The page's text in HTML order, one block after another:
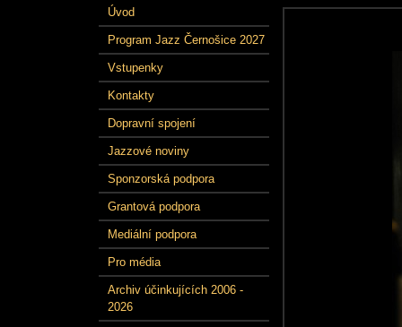
Úvod
Program Jazz Černošice 2027
Vstupenky
Kontakty
Dopravní spojení
Jazzové noviny
Sponzorská podpora
Grantová podpora
Mediální podpora
Pro média
Archiv účinkujících 2006 -
2026